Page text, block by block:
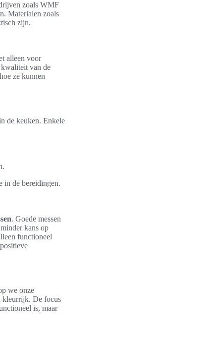
zoals WMF
Materialen zoals
zijn.
alleen voor
van de
ze kunnen
de keuken. Enkele
in de bereidingen.
. Goede messen
kans op
functioneel
we onze
kleurrijk. De focus
is, maar